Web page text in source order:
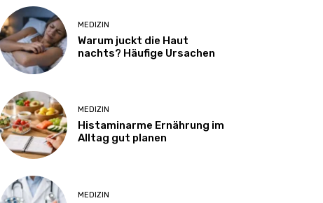
MEDIZIN
Warum juckt die Haut
nachts? Häufige Ursachen
MEDIZIN
Histaminarme Ernährung im
Alltag gut planen
MEDIZIN